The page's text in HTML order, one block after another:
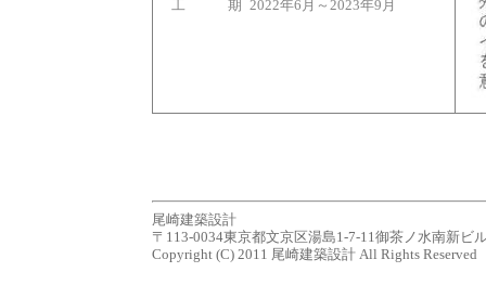
工 期 2022年6月～2023年9月
尾崎建築設計
〒113-0034東京都文京区湯島1-7-11御茶ノ水南新ビ
Copyright (C) 2011 尾崎建築設計 All Rights Reserved